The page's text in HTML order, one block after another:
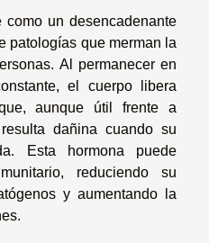
como un desencadenante
patologías que merman la
Al permanecer en
el cuerpo libera
aunque útil frente a
dañina cuando su
Esta hormona puede
reduciendo su
y aumentando la